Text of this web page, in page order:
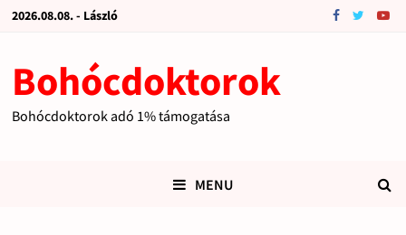
2026.08.08. - László
Bohócdoktorok
Bohócdoktorok adó 1% támogatása
MENU